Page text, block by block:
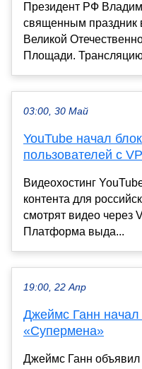
Президент РФ
священным праздник
Великой
Площади.
03:00, 30 Май
YouTube начал
пользователей с
Видеохостинг
контента для
смотрят видео через
Платформа выда...
19:00, 22 Апр
Джеймс Ганн начал
«Супермена»
Джеймс Ганн объявил